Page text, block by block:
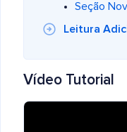
Seção
Leitura
Vídeo Tutorial